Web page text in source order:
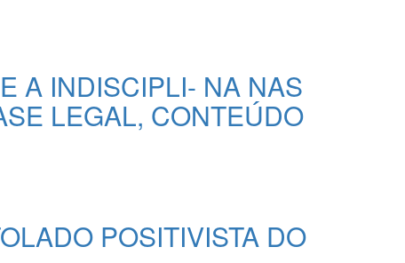
A INDISCIPLI- NA NAS
LEGAL, CONTEÚDO
POSITIVISTA DO